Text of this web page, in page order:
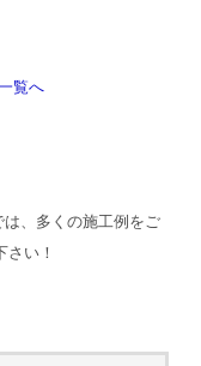
覧へ
は、多くの施工例をご
い！